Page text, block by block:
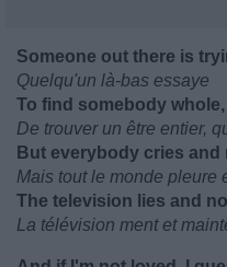
Someone out there is
Quelqu'un là-bas essaye
To find somebody
De trouver un être entier,
But everybody cries
Mais tout le monde pleure
The television lies and
La télévision ment et